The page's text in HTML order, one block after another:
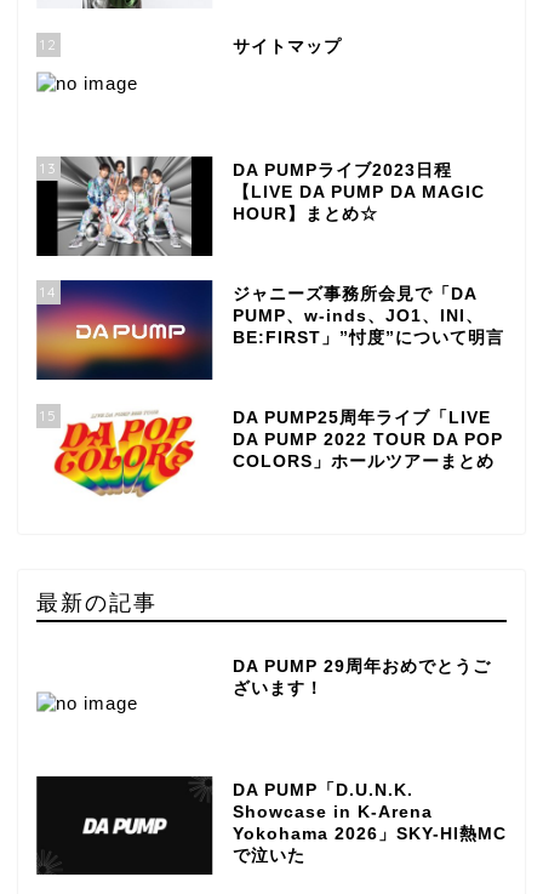
12 サイトマップ
13
DA PUMPライブ2023日程
【LIVE DA PUMP DA MAGIC
HOUR】まとめ☆
14
ジャニーズ事務所会見で「DA
PUMP、w-inds、JO1、INI、
BE:FIRST」”忖度”について明言
15
DA PUMP25周年ライブ「LIVE
DA PUMP 2022 TOUR DA POP
COLORS」ホールツアーまとめ
最新の記事
DA PUMP 29周年おめでとうご
ざいます！
DA PUMP「D.U.N.K.
Showcase in K-Arena
Yokohama 2026」SKY-HI熱MC
で泣いた